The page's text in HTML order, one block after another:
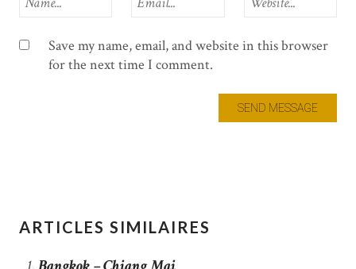
Save my name, email, and website in this browser
for the next time I comment.
ARTICLES SIMILAIRES